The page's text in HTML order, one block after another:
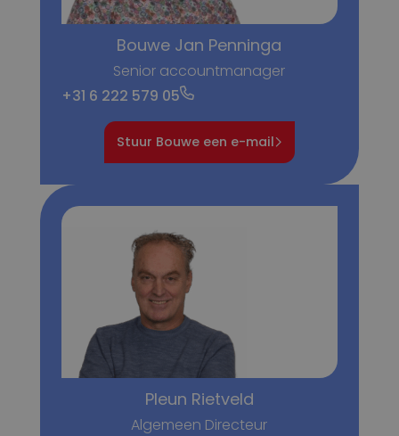
Bouwe Jan Penninga
Senior accountmanager
+31 6 222 579 05
Stuur Bouwe een e-mail
Pleun Rietveld
Algemeen Directeur